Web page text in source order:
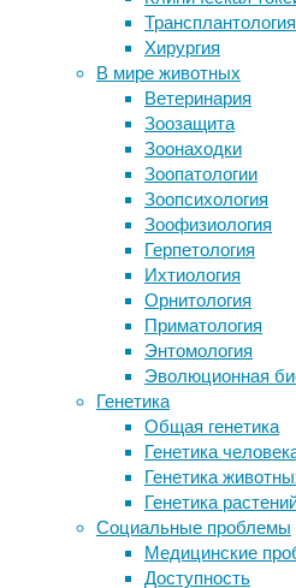
Трансплантология
Хирургия
В мире животных
Ветеринария
Зоозащита
Зоонаходки
Зоопатологии
Зоопсихология
Зоофизиология
Герпетология
Ихтиология
Орнитология
Приматология
Энтомология
Эволюционная
Генетика
Общая генетика
Генетика
Генетика
Генетика
Социальные проблемы
Медицинские
Доступность
как
жилой,
так
коммерческой
архитектуры.
Его
универсальность,
эстетическая
привлекательность
функциональные
преимущества
сделали
его
популярным
выбором
для
самых
разных
задач
—
от
дом
Названы черты
повышающие риск
Ученые обнаружили
развития болезни
В США загадочная
два года парализует
Следите за